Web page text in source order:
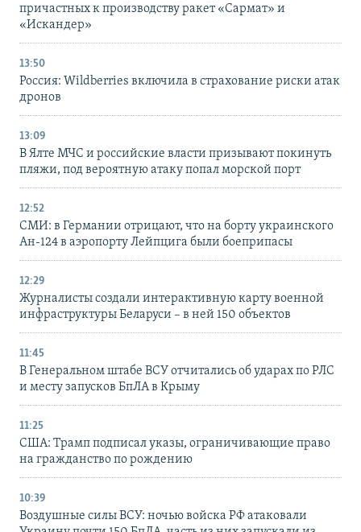
причастных к производству ракет «Сармат» и
«Искандер»
13:50
Россия: Wildberries включила в страхование риски атак
дронов
13:09
В Ялте МЧС и российские власти призывают покинуть
пляжи, под вероятную атаку попал морской порт
12:52
СМИ: в Германии отрицают, что на борту украинского
Ан-124 в аэропорту Лейпцига были боеприпасы
12:29
Журналисты создали интерактивную карту военной
инфраструктуры Беларуси – в ней 150 объектов
11:45
В Генеральном штабе ВСУ отчитались об ударах по РЛС
и месту запусков БпЛА в Крыму
11:25
США: Трамп подписал указы, ограничивающие право
на гражданство по рождению
10:39
Воздушные силы ВСУ: ночью войска РФ атаковали